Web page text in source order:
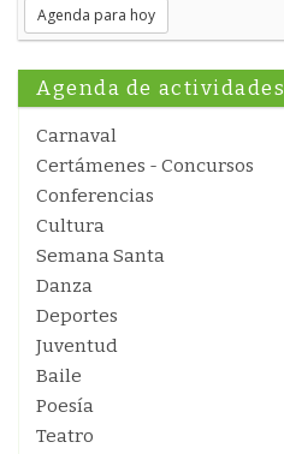
Agenda para hoy
Agenda de actividades
Carnaval
Certámenes - Concursos
Conferencias
Cultura
Semana Santa
Danza
Deportes
Juventud
Baile
Poesía
Teatro